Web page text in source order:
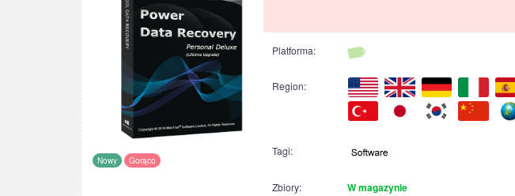
Nowy Gorąco
Platforma:
Region:
Tagi:
Zbiory: W magazynie